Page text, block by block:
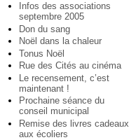
Infos des associations
septembre 2005
Don du sang
Noël dans la chaleur
Tonus Noël
Rue des Cités au cinéma
Le recensement, c’est
maintenant !
Prochaine séance du
conseil municipal
Remise des livres cadeaux
aux écoliers